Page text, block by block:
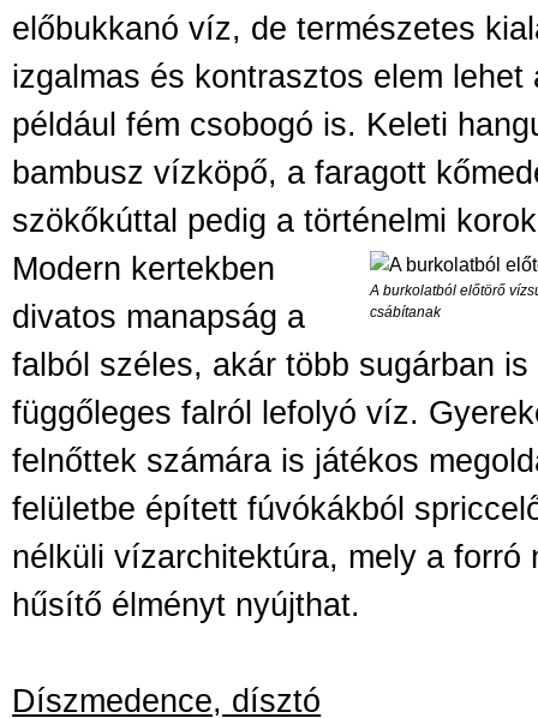
előbukkanó víz, de természetes
izgalmas és kontrasztos elem lehet
például fém csobogó is. Keleti
bambusz vízköpő, a faragott
szökőkúttal pedig a történelmi
A burkolatból előtörő
csábítanak
Modern kertekben
divatos manapság a
falból széles, akár több sugárban
függőleges falról lefolyó víz.
felnőttek számára is játékos
felületbe épített fúvókákból
nélküli vízarchitektúra, mely a forró
hűsítő élményt nyújthat.
Díszmedence, dísztó